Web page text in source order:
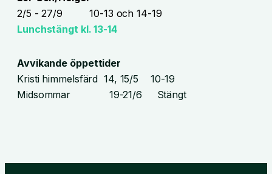
2/5 - 27/9 10-13 och 14-19
Lunchstängt kl. 13-14
Avvikande öppettider
Kristi himmelsfärd 14, 15/5 10-19
Midsommar 19-21/6 Stängt